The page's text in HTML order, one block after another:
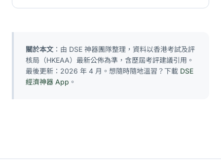
關於本文 ：由 DSE 神器團隊整理，資料以香港考試及評
核局（HKEAA）最新公佈為準，含歷屆考評建議引用。
最後更新：2026 年 4 月。想隨時隨地溫習？下載 DSE
經濟神器 App 。